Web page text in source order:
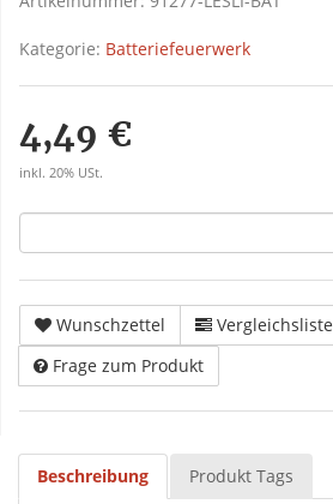
Kategorie: Batteriefeuerwerk
4,49 €
inkl. 20% USt.
Wunschzettel
Vergleichsliste
Frage zum Produkt
Beschreibung Produkt Tags